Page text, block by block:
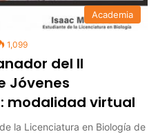
Academia
1,099
del II
Jóvenes
modalidad virtual
la Licenciatura en Biología de